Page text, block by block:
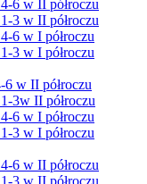
6 w II półroczu
3 w II półroczu
6 w I półroczu
3 w I półroczu
w II półroczu
3w II półroczu
6 w I półroczu
3 w I półroczu
6 w II półroczu
3 w II półroczu